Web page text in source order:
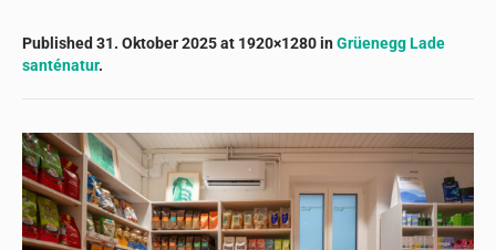
Published 31. Oktober 2025at 1920×1280 inGrüenegg Lade
santénatur.